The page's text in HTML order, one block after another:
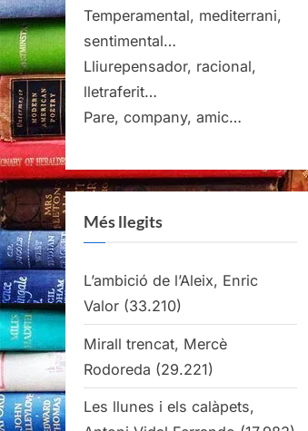
Temperamental, mediterrani,
sentimental…
Lliurepensador, racional,
lletraferit…
Pare, company, amic…
Més llegits
L’ambició de l’Aleix, Enric
Valor (33.210)
Mirall trencat, Mercè
Rodoreda (29.221)
Les llunes i els calàpets,